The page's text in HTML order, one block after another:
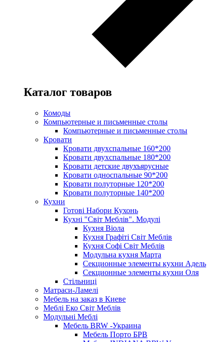
Каталог товаров
Комоды
Компьютерные и письменные столы
Компьютерные и письменные столы
Кровати
Кровати двухспальные 160*200
Кровати двухспальные 180*200
Кровати детские двухъярусные
Кровати односпальные 90*200
Кровати полуторные 120*200
Кровати полуторные 140*200
Кухни
Готові Набори Кухонь
Кухні "Світ Меблів". Модулі
Кухня Віола
Кухня Графіті Світ Меблів
Кухня Софі Світ Меблів
Модульна кухня Марта
Секционные элементы кухни Адель
Секционные элементы кухни Оля
Стільниці
Матраси-Ламелі
Мебель на заказ в Киеве
Меблі Еко Світ Меблів
Модульні Меблі
Мебель BRW -Украина
Мебель Порто БРВ